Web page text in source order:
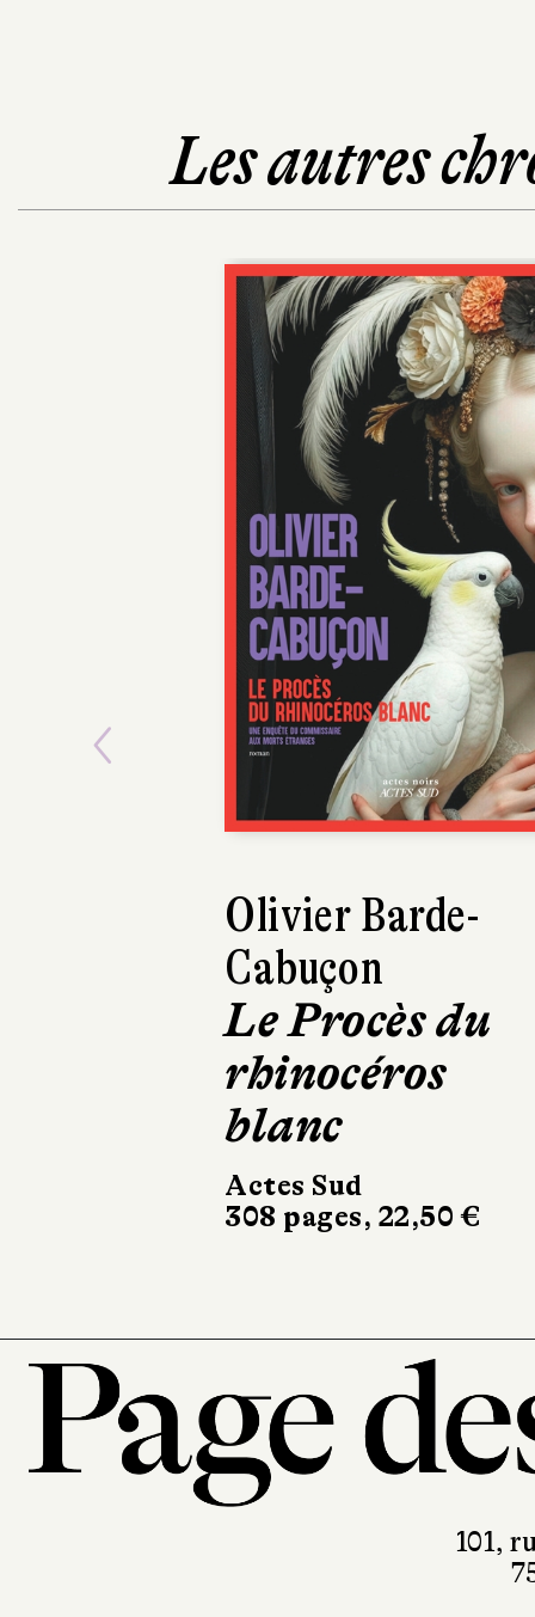
Les autres
Olivier Barde-
Cabuçon
Le Procès du
rhinocéros
blanc
Actes Sud
308 pages, 22,50 €
Previous
101,